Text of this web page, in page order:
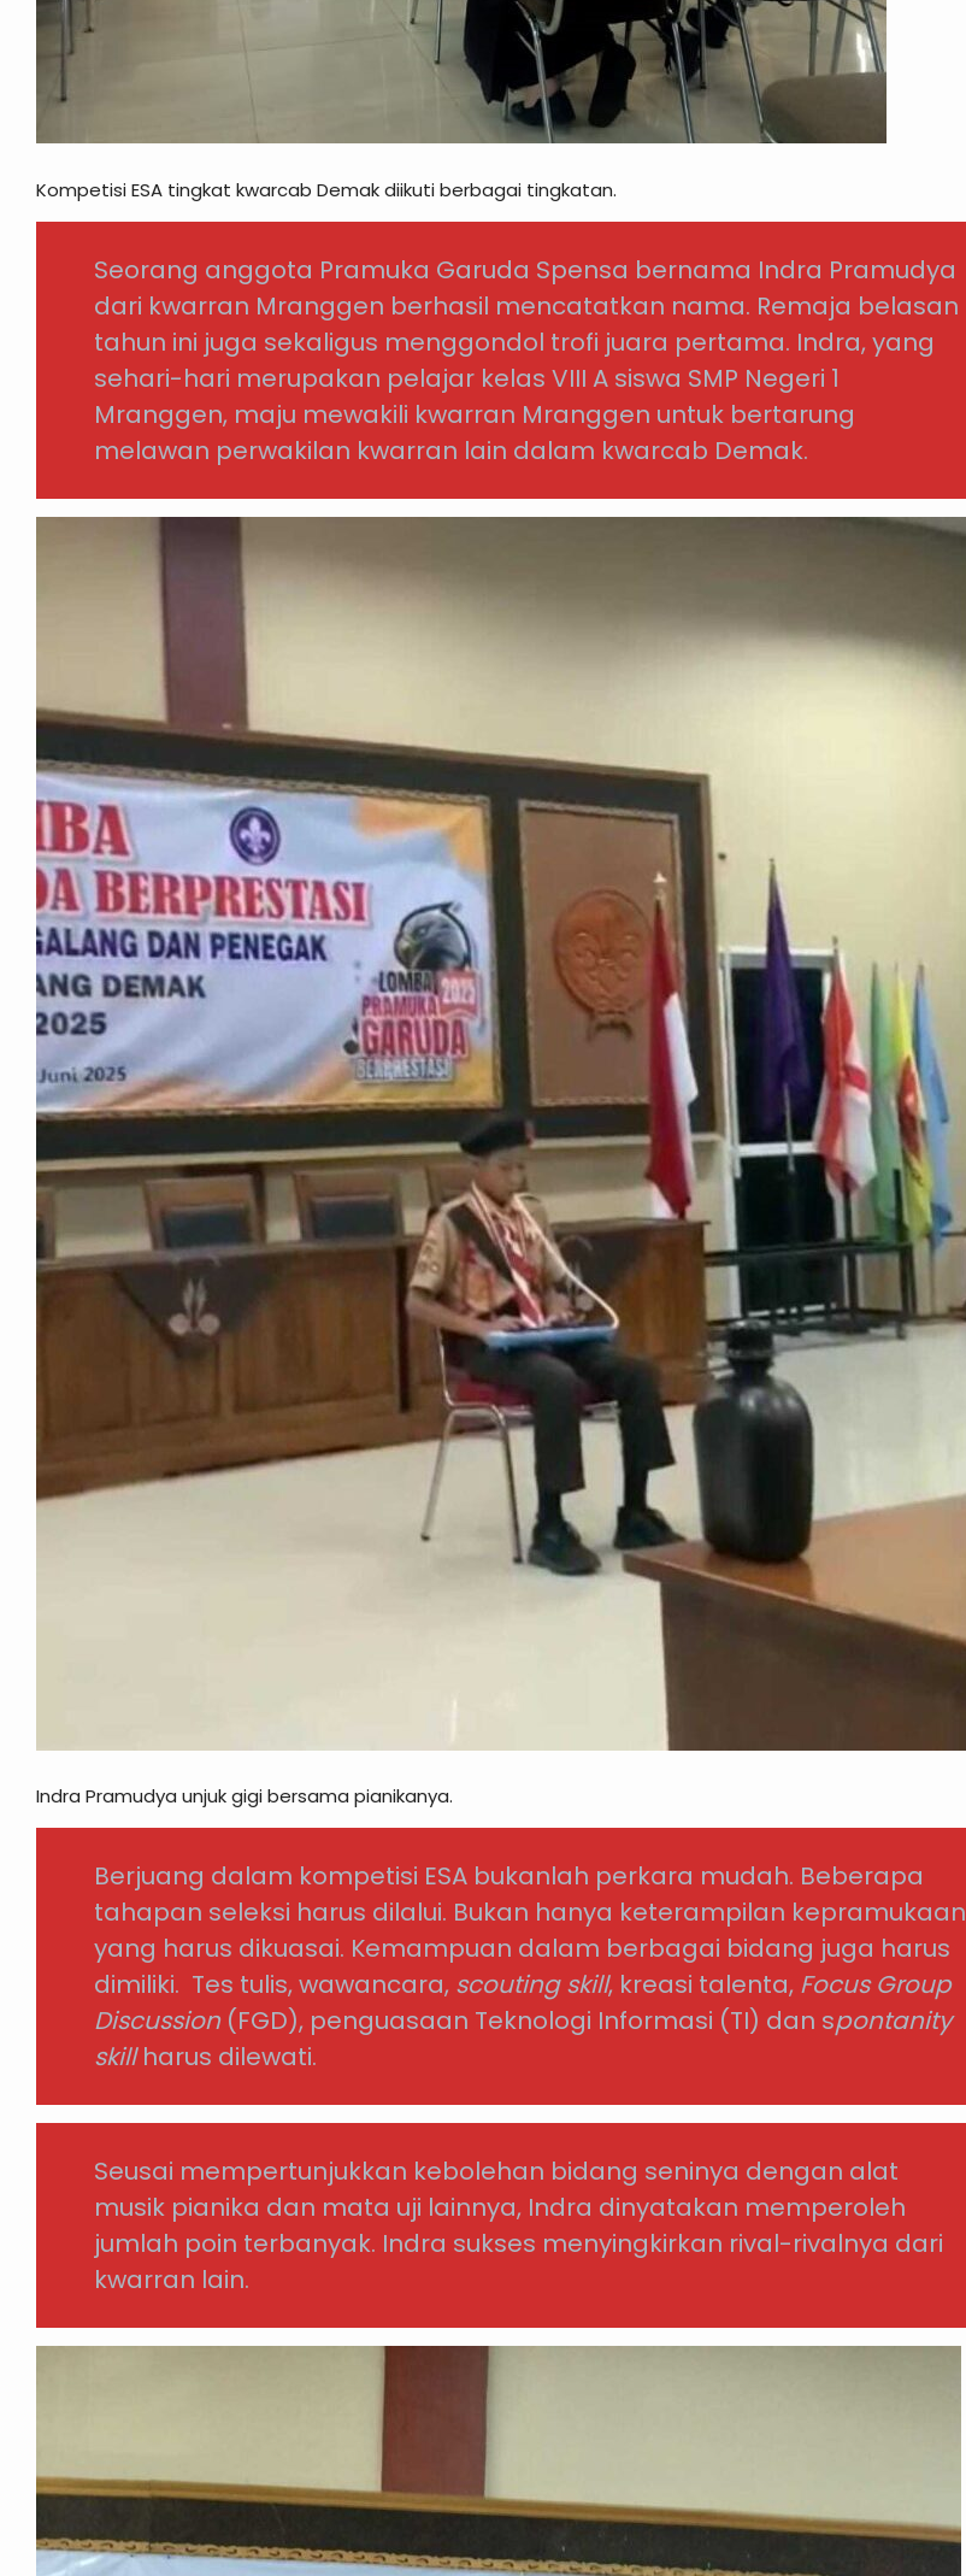
Kompetisi ESA tingkat kwarcab Demak diikuti berbagai tingkatan.
Seorang anggota Pramuka Garuda Spensa bernama Indra Pramudya
dari kwarran Mranggen berhasil mencatatkan nama. Remaja belasan
tahun ini juga sekaligus menggondol trofi juara pertama. Indra, yang
sehari-hari merupakan pelajar kelas VIII A siswa SMP Negeri 1
Mranggen, maju mewakili kwarran Mranggen untuk bertarung
melawan perwakilan kwarran lain dalam kwarcab Demak.
Indra Pramudya unjuk gigi bersama pianikanya.
Berjuang dalam kompetisi ESA bukanlah perkara mudah. Beberapa
tahapan seleksi harus dilalui. Bukan hanya keterampilan kepramukaan
yang harus dikuasai. Kemampuan dalam berbagai bidang juga harus
dimiliki. Tes tulis, wawancara, scouting skill, kreasi talenta, Focus Group
Discussion(FGD), penguasaan Teknologi Informasi (TI) dan spontanity
skillharus dilewati.
Seusai mempertunjukkan kebolehan bidang seninya dengan alat
musik pianika dan mata uji lainnya, Indra dinyatakan memperoleh
jumlah poin terbanyak. Indra sukses menyingkirkan rival-rivalnya dari
kwarran lain.